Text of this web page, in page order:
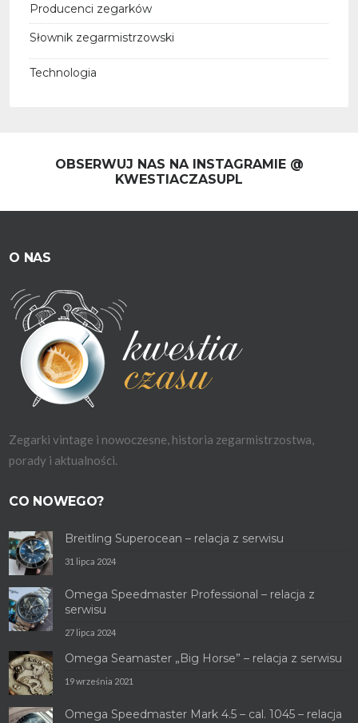
Producenci zegarków
Słownik zegarmistrzowski
Technologia
OBSERWUJ NAS NA INSTAGRAMIE @
KWESTIACZASUPL
O NAS
Zegarki vintage i nowoczesne, historia zegarmistrzostwa,
porady i aktualności.
CO NOWEGO?
Breitling Superocean – relacja z serwisu
31 lipca 2024
Omega Speedmaster Professional – relacja z
serwisu
27 lipca 2024
Omega Seamaster „Big Horse” – relacja z serwisu
19 września 2021
Omega Speedmaster Mark 4.5 – cal. 1045 – relacja